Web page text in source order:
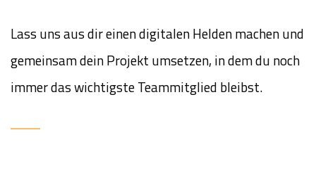
Lass uns aus dir einen digitalen Helden machen und
gemeinsam dein Projekt umsetzen, in dem du noch
immer das wichtigste Teammitglied bleibst.